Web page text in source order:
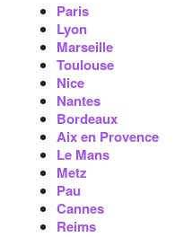
Paris
Lyon
Marseille
Toulouse
Nice
Nantes
Bordeaux
Aix en Provence
Le Mans
Metz
Pau
Cannes
Reims